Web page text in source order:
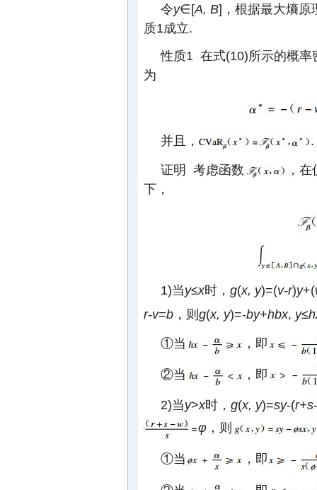
令y∈[A, B]，根据最大熵原
质1成立.
性质1 在式(10)所示的概率
为
并且，
.
证明 考虑函数
，
下，
1)当y≤x时， g(x, y)=(v-r)y+(
r-v=b ，则g(x, y)=-by+hbx, y≤
①当
，即
②当 ，即
2)当y>x时， g(x, y)=sy-(
φ ，则
①当 ，即